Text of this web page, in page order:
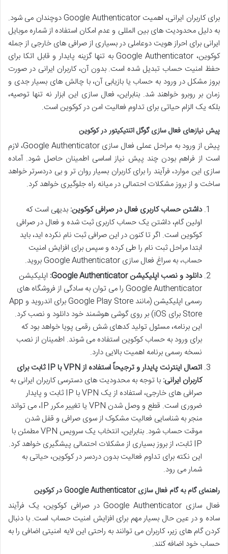
برای کاربران ایرانی، اهمیت Google Authenticator دوچندان می شود.
به دلیل محدودیت های بین المللی و عدم امکان استفاده از شماره موبایل
ایرانی برای احراز هویت دوعاملی در بسیاری از صرافی های خارجی از جمله
کوکوین، Google Authenticator به تنها گزینه پایدار و قابل اتکا برای
حفظ امنیت حساب تبدیل شده است. بدون آن، کاربران ایرانی در صورت
بروز مشکل در ورود به حساب یا بازیابی آن، با چالش های بسیار جدی و
زمان بر روبرو خواهند شد. بنابراین، فعال سازی این ابزار نه تنها توصیه،
بلکه یک الزام حیاتی برای تداوم فعالیت امن در کوکوین است.
پیش نیازهای فعال سازی گوگل اتنتیکیتور در کوکوین
پیش از ورود به مراحل عملی فعال سازی Google Authenticator، لازم
است از فراهم بودن چند پیش نیاز اساسی اطمینان حاصل شود. آماده
سازی این موارد، فرآیند را برای کاربران بسیار روان تر و بی دردسرتر خواهد
ساخت و از بروز مشکلات احتمالی در میانه راه جلوگیری خواهد کرد.
داشتن حساب کاربری فعال در صرافی کوکوین: بدیهی است که
اولین گام، داشتن یک حساب کاربری ثبت شده و فعال در صرافی
کوکوین است. اگر تا کنون در این صرافی ثبت نام نکرده اید، باید
ابتدا مراحل ثبت نام را طی کرده و سپس برای افزایش امنیت
حساب، به سراغ فعال سازی Google Authenticator بروید.
دانلود و نصب اپلیکیشن Google Authenticator:
اپلیکیشن
Google Authenticator را می توان به سادگی از فروشگاه های
رسمی اپلیکیشن (مانند Google Play Store برای اندروید و App
Store برای iOS) بر روی گوشی هوشمند خود دانلود و نصب کرد.
این برنامه، مسئول تولید کدهای شش رقمی پویا خواهد بود که
برای ورود به حساب کوکوین استفاده می شوند. اطمینان از نصب
نسخه رسمی برنامه اهمیت بالایی دارد.
اتصال اینترنت پایدار و ترجیحاً استفاده از VPN با IP ثابت برای
کاربران ایرانی: با توجه به محدودیت های دسترسی کاربران ایرانی به
صرافی های خارجی، استفاده از یک VPN با IP ثابت و پایدار
ضروری است. قطع و وصل شدن VPN یا تغییر مکرر IP، می تواند
منجر به شناسایی فعالیت مشکوک از سوی صرافی و قفل شدن
موقت حساب شود. بنابراین، انتخاب یک سرویس VPN مطمئن با
IP ثابت، از بروز بسیاری از مشکلات احتمالی پیشگیری خواهد کرد.
این نکته برای تداوم فعالیت بدون دردسر در کوکوین، حیاتی به
شمار می رود.
راهنمای گام به گام فعال سازی Google Authenticator در کوکوین
فعال سازی Google Authenticator در صرافی کوکوین، یک فرآیند
ساده و در عین حال بسیار مهم برای افزایش امنیت حساب است. با دنبال
کردن گام های زیر، کاربران می توانند به راحتی این لایه امنیتی اضافی را به
حساب خود اضافه کنند.